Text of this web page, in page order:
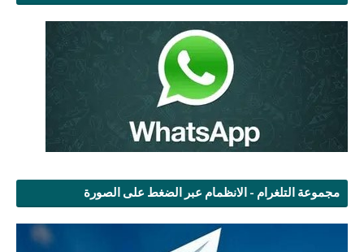
مجموعة التلغرام - الانظمام عبر الضغط على الصورة